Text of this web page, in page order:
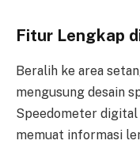
Fitur Lengkap
Beralih ke area
mengusung desain
Speedometer
memuat informasi